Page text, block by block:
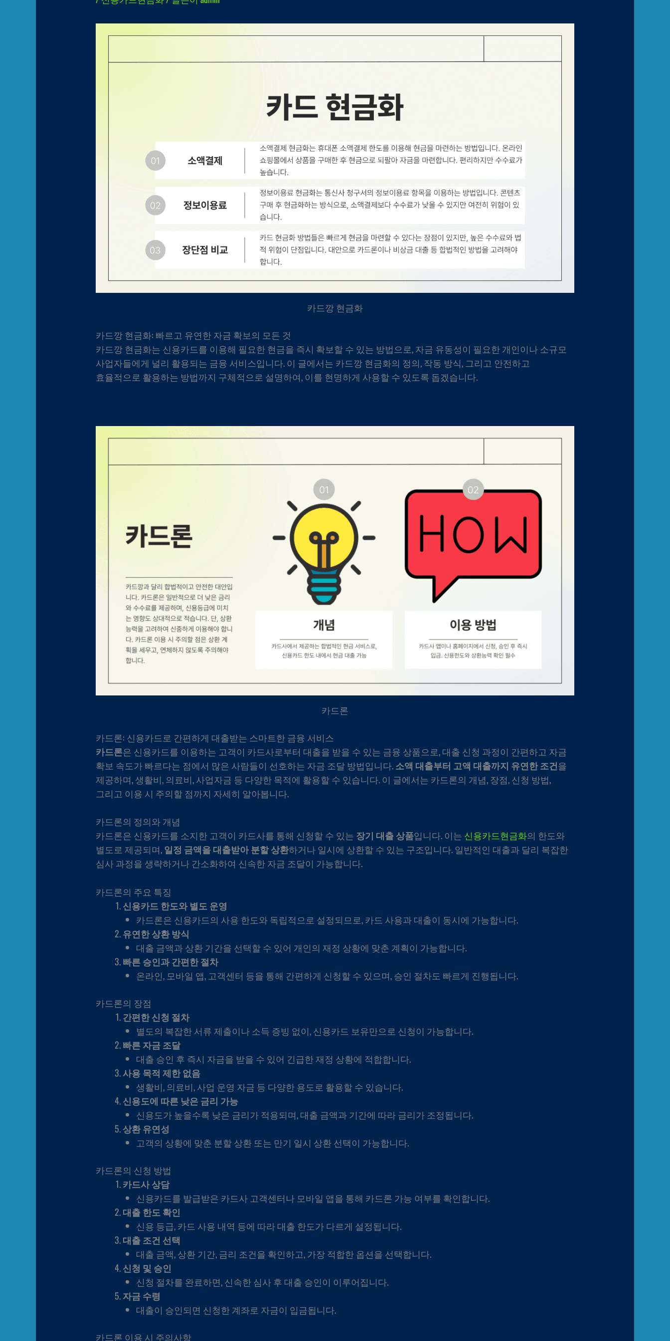
카드깡 현금화
카드깡 현금화: 빠르고 유연한 자금 확보의 모든 것
카드깡 현금화는 신용카드를 이용해 필요한 현금을 즉시 확보할 수 있는 방법으로, 자금 유동성이 필요한 개인이나 소규모
사업자들에게 널리 활용되는 금융 서비스입니다. 이 글에서는 카드깡 현금화의 정의, 작동 방식, 그리고 안전하고
효율적으로 활용하는 방법까지 구체적으로 설명하여, 이를 현명하게 사용할 수 있도록 돕겠습니다.
카드론
카드론: 신용카드로 간편하게 대출받는 스마트한 금융 서비스
카드론은 신용카드를 이용하는 고객이 카드사로부터 대출을 받을 수 있는 금융 상품으로, 대출 신청 과정이 간편하고 자금
확보 속도가 빠르다는 점에서 많은 사람들이 선호하는 자금 조달 방법입니다.소액 대출부터 고액 대출까지 유연한 조건을
제공하며, 생활비, 의료비, 사업자금 등 다양한 목적에 활용할 수 있습니다. 이 글에서는 카드론의 개념, 장점, 신청 방법,
그리고 이용 시 주의할 점까지 자세히 알아봅니다.
카드론의 정의와 개념
카드론은 신용카드를 소지한 고객이 카드사를 통해 신청할 수 있는 장기 대출 상품입니다. 이는 신용카드현금화의 한도와
별도로 제공되며,일정 금액을 대출받아 분할 상환하거나 일시에 상환할 수 있는 구조입니다. 일반적인 대출과 달리 복잡한
심사 과정을 생략하거나 간소화하여 신속한 자금 조달이 가능합니다.
카드론의 주요 특징
신용카드 한도와 별도 운영
카드론은 신용카드의 사용 한도와 독립적으로 설정되므로, 카드 사용과 대출이 동시에 가능합니다.
유연한 상환 방식
대출 금액과 상환 기간을 선택할 수 있어 개인의 재정 상황에 맞춘 계획이 가능합니다.
빠른 승인과 간편한 절차
온라인, 모바일 앱, 고객센터 등을 통해 간편하게 신청할 수 있으며, 승인 절차도 빠르게 진행됩니다.
카드론의 장점
간편한 신청 절차
별도의 복잡한 서류 제출이나 소득 증빙 없이, 신용카드 보유만으로 신청이 가능합니다.
빠른 자금 조달
대출 승인 후 즉시 자금을 받을 수 있어 긴급한 재정 상황에 적합합니다.
사용 목적 제한 없음
생활비, 의료비, 사업 운영 자금 등 다양한 용도로 활용할 수 있습니다.
신용도에 따른 낮은 금리 가능
신용도가 높을수록 낮은 금리가 적용되며, 대출 금액과 기간에 따라 금리가 조정됩니다.
상환 유연성
고객의 상황에 맞춘 분할 상환 또는 만기 일시 상환 선택이 가능합니다.
카드론의 신청 방법
카드사 상담
신용카드를 발급받은 카드사 고객센터나 모바일 앱을 통해 카드론 가능 여부를 확인합니다.
대출 한도 확인
신용 등급, 카드 사용 내역 등에 따라 대출 한도가 다르게 설정됩니다.
대출 조건 선택
대출 금액, 상환 기간, 금리 조건을 확인하고, 가장 적합한 옵션을 선택합니다.
신청 및 승인
신청 절차를 완료하면, 신속한 심사 후 대출 승인이 이루어집니다.
자금 수령
대출이 승인되면 신청한 계좌로 자금이 입금됩니다.
카드론 이용 시 주의사항